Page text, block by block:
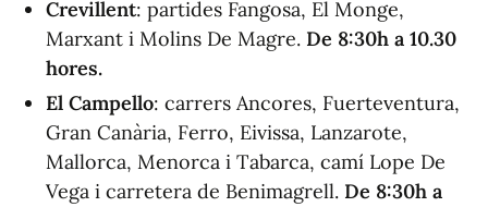
Crevillent: partides Fangosa, El Monge,
Marxant i Molins De Magre. De 8:30h a 10.30
hores.
El Campello: carrers Ancores, Fuerteventura,
Gran Canària, Ferro, Eivissa, Lanzarote,
Mallorca, Menorca i Tabarca, camí Lope De
Vega i carretera de Benimagrell. De 8:30h a